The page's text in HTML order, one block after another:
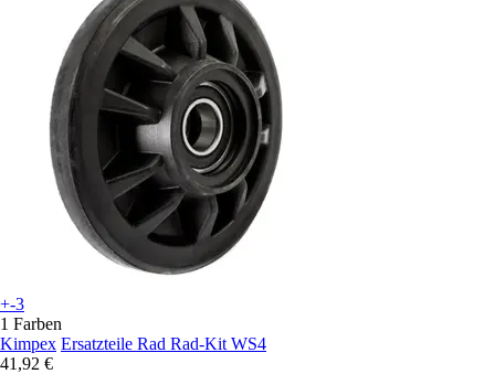
+-3
1 Farben
Kimpex Ersatzteile Rad Rad-Kit WS4
41,92 €